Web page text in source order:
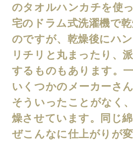
のタオルハンカチを使
宅のドラム式洗濯機で
のですが、乾燥後にハ
リチリと丸まったり、
するものもあります。一
いくつかのメーカーさ
そういったことがなく
燥させています。同じ
ぜこんなに仕上がりが